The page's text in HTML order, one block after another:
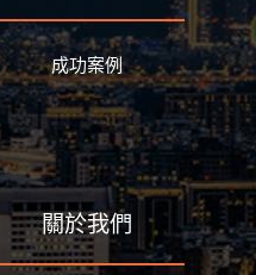
成功案例
關於我們